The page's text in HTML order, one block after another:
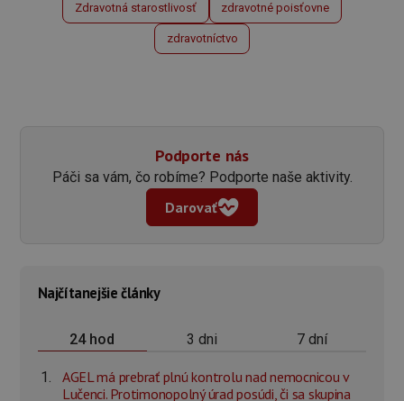
Zdravotná starostlivosť zdravotné poisťovne
zdravotníctvo
Podporte nás
Páči sa vám, čo robíme? Podporte naše aktivity.
Darovať
Najčítanejšie články
24 hod 3 dni 7 dní
AGEL má prebrať plnú kontrolu nad nemocnicou v
Lučenci. Protimonopolný úrad posúdi, či sa skupina